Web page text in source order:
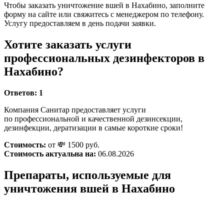
Чтобы заказать уничтожение вшей в Нахабино, заполните
форму на сайте или свяжитесь с менеджером по телефону.
Услугу предоставляем в день подачи заявки.
Хотите заказать услуги
профессиональных дезинфекторов в
Нахабино?
Ответов: 1
Компания Санитар предоставляет услуги
по профессиональной и качественной дезинсекции,
дезинфекции, дератизации в самые короткие сроки!
Стоимость: от 💸 1500 руб.
Стоимость актуальна на: 06.08.2026
Препараты, используемые для
уничтожения вшей в Нахабино